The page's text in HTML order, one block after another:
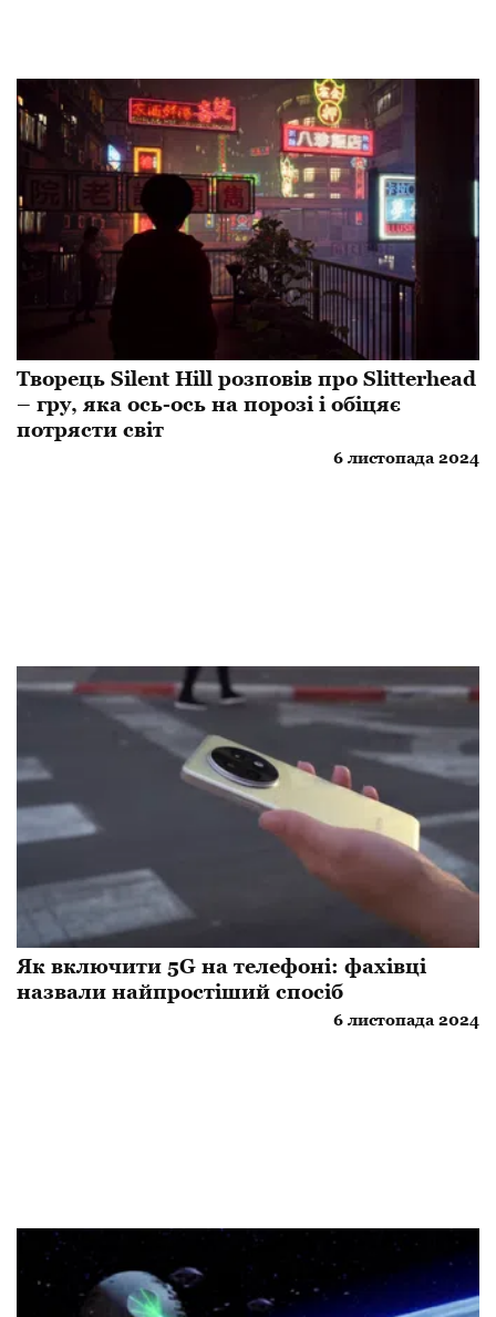
Творець Silent Hill розповів про Slitterhead
– гру, яка ось-ось на порозі і обіцяє
потрясти світ
6 листопада 2024
Як включити 5G на телефоні: фахівці
назвали найпростіший спосіб
6 листопада 2024